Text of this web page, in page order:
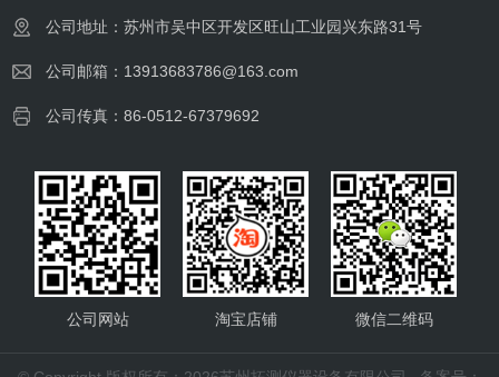
公司地址：苏州市吴中区开发区旺山工业园兴东路31号
公司邮箱：13913683786@163.com
公司传真：86-0512-67379692
微信二维码
淘宝店铺
公司网站